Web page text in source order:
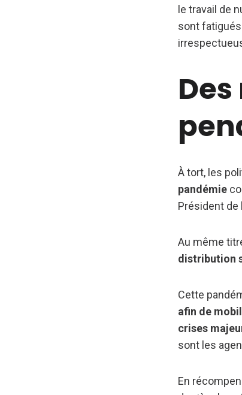
le travail de
sont
À tort, les
pandémie
Président de
Au même
distribution
Cette
afin de
crises
sont les
En